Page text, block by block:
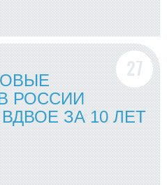
РОССИИ
ЗА 10 ЛЕТ